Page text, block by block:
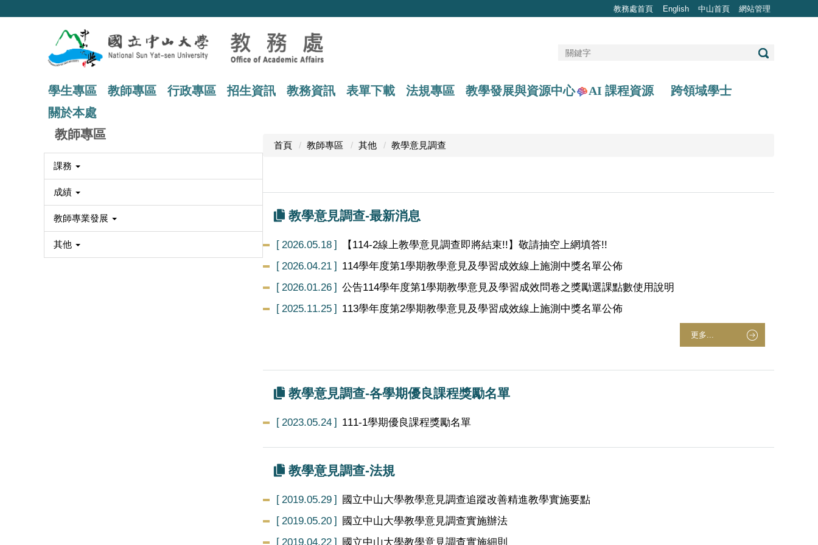
教務處首頁 English 中山首頁 網站管理
學生專區 教師專區 行政專區 招生資訊 教務資訊 表單下載 法規專區 教學發展與資源中心 AI 課程資源
跨領域學士
關於本處
教師專區
課務
成績
教師專業發展
其他
首頁 教師專區 其他 教學意見調查
教學意見調查-最新消息
2026.05.18 【114-2線上教學意見調查即將結束!!】敬請抽空上網填答!!
2026.04.21 114學年度第1學期教學意見及學習成效線上施測中獎名單公佈
2026.01.26 公告114學年度第1學期教學意見及學習成效問卷之獎勵選課點數使用說明
2025.11.25 113學年度第2學期教學意見及學習成效線上施測中獎名單公佈
更多...
教學意見調查-各學期優良課程獎勵名單
2023.05.24 111-1學期優良課程獎勵名單
教學意見調查-法規
2019.05.29 國立中山大學教學意見調查追蹤改善精進教學實施要點
2019.05.20 國立中山大學教學意見調查實施辦法
2019.04.22 國立中山大學教學意見調查實施細則